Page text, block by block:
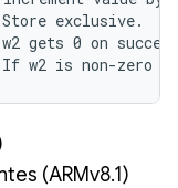
exclusive.
gets 0 on
w2 is non-zero
(ARMv8.1)